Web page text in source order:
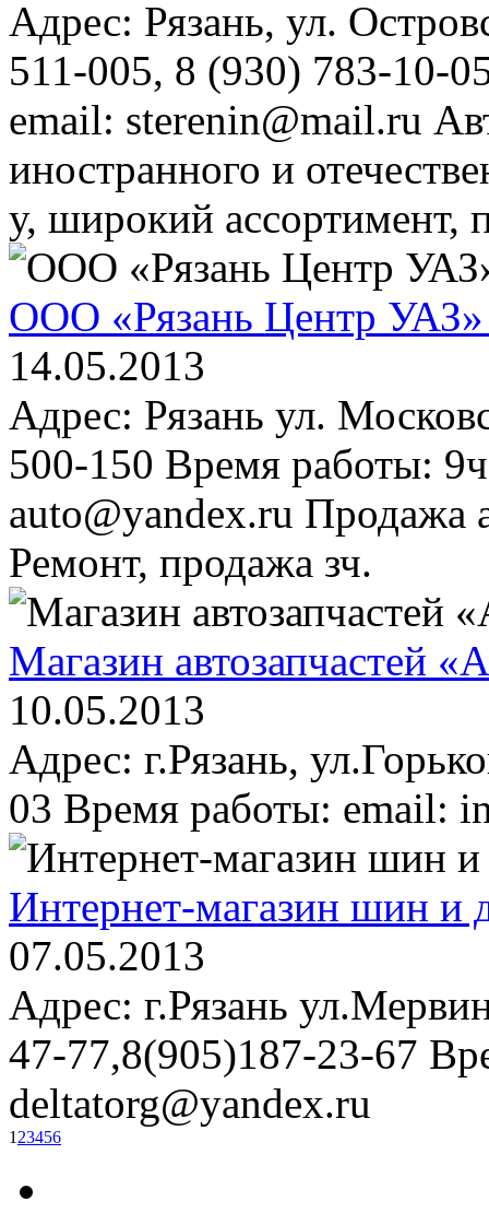
Адрес: Рязань, ул.
511-005, 8 (930) 783-10-
email: sterenin@mail.ru
иностранного и
у, широкий ассортимент,
ООО «Рязань Центр УАЗ»
14.05.2013
Адрес: Рязань ул.
500-150 Время работы:
auto@yandex.ru Продажа
Ремонт, продажа зч.
Магазин автозапчастей
10.05.2013
Адрес: г.Рязань,
03 Время работы: email:
Интернет-магазин шин и
07.05.2013
Адрес: г.Рязань
47-77,8(905)187-23-67
deltatorg@yandex.ru
1 23456